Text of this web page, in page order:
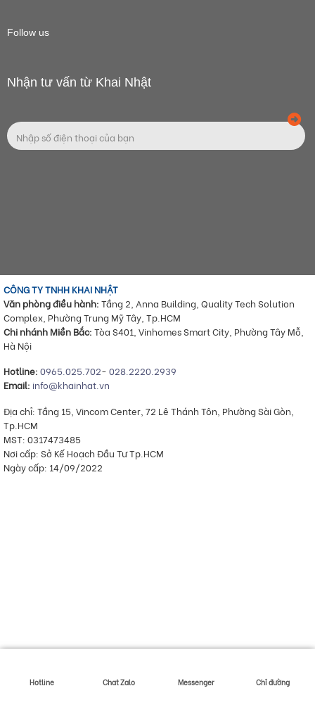
Follow us
Nhận tư vấn từ Khai Nhật
CÔNG TY TNHH KHAI NHẬT
Văn phòng điều hành: Tầng 2, Anna Building, Quality Tech Solution
Complex, Phường Trung Mỹ Tây, Tp.HCM
Chi nhánh Miền Bắc: Tòa S401, Vinhomes Smart City, Phường Tây Mỗ,
Hà Nội
Hotline: 0965.025.702- 028.2220.2939
Email: info@khainhat.vn
Địa chỉ: Tầng 15, Vincom Center, 72 Lê Thánh Tôn, Phường Sài Gòn,
Tp.HCM
MST: 0317473485
Nơi cấp: Sở Kế Hoạch Đầu Tư Tp.HCM
Ngày cấp: 14/09/2022
Hotline Chat Zalo Messenger Chỉ đường